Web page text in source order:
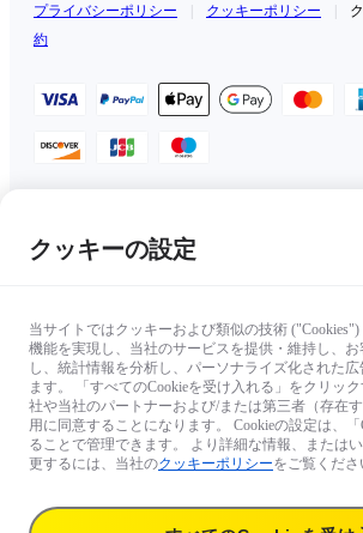
プライバシーポリシー クッキーポリシー
約
Copyright © 2025 Insta360 All rights reserved.
クッキーの設定
当サイトではクッキーおよび類似の技術
機能を実現し、当社のサービスを提供・維持し、
し、統計情報を分析し、パーソナライズ化された
ます。 「すべてのCookieを受け入れる」をクリッ
社や当社のパートナーおよび/または第三者（存在
用に同意することになります。 Cookieの設定は、
ることで管理できます。 より詳細な情報、または
更するには、当社のクッキーポリシーをご覧くださ